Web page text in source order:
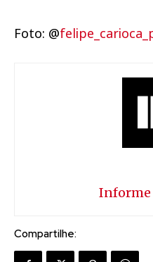
Foto: @
Informe
Compartilhe: